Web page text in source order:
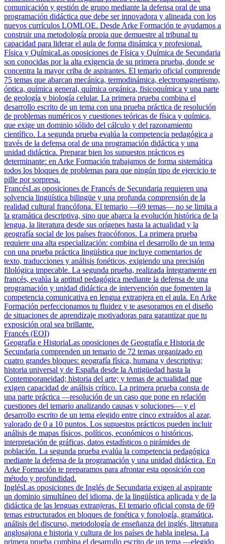
comunicación y gestión de grupo mediante la defensa oral de una
programación didáctica que debe ser innovadora y alineada con los
nuevos currículos LOMLOE. Desde Arke Formación te ayudamos a
construir una metodología propia que demuestre al tribunal tu
capacidad para liderar el aula de forma dinámica y profesional.
Física y QuímicaLas oposiciones de Física y Química de Secundaria
son conocidas por la alta exigencia de su primera prueba, donde se
concentra la mayor criba de aspirantes. El temario oficial comprende
75 temas que abarcan mecánica, termodinámica, electromagnetismo,
óptica, química general, química orgánica, fisicoquímica y una parte
de geología y biología celular. La primera prueba combina el
desarrollo escrito de un tema con una prueba práctica de resolución
de problemas numéricos y cuestiones teóricas de física y química,
que exige un dominio sólido del cálculo y del razonamiento
científico. La segunda prueba evalúa la competencia pedagógica a
través de la defensa oral de una programación didáctica y una
unidad didáctica. Preparar bien los supuestos prácticos es
determinante: en Arke Formación trabajamos de forma sistemática
todos los bloques de problemas para que ningún tipo de ejercicio te
pille por sorpresa.
FrancésLas oposiciones de Francés de Secundaria requieren una
solvencia lingüística bilingüe y una profunda comprensión de la
realidad cultural francófona. El temario —69 temas— no se limita a
la gramática descriptiva, sino que abarca la evolución histórica de la
lengua, la literatura desde sus orígenes hasta la actualidad y la
geografía social de los países francófonos. La primera prueba
requiere una alta especialización: combina el desarrollo de un tema
con una prueba práctica lingüística que incluye comentarios de
texto, traducciones y análisis fonéticos, exigiendo una precisión
filológica impecable. La segunda prueba, realizada íntegramente en
francés, evalúa la aptitud pedagógica mediante la defensa de una
programación y unidad didáctica de intervención que fomenten la
competencia comunicativa en lengua extranjera en el aula. En Arke
Formación perfeccionamos tu fluidez y te asesoramos en el diseño
de situaciones de aprendizaje motivadoras para garantizar que tu
exposición oral sea brillante.
Francés (EOI)
Geografía e HistoriaLas oposiciones de Geografía e Historia de
Secundaria comprenden un temario de 72 temas organizado en
cuatro grandes bloques: geografía física, humana y descriptiva;
historia universal y de España desde la Antigüedad hasta la
Contemporaneidad; historia del arte; y temas de actualidad que
exigen capacidad de análisis crítico. La primera prueba consta de
una parte práctica —resolución de un caso que pone en relación
cuestiones del temario analizando causas y soluciones— y el
desarrollo escrito de un tema elegido entre cinco extraídos al azar,
valorado de 0 a 10 puntos. Los supuestos prácticos pueden incluir
análisis de mapas físicos, políticos, económicos o históricos,
interpretación de gráficas, datos estadísticos o pirámides de
población. La segunda prueba evalúa la competencia pedagógica
mediante la defensa de la programación y una unidad didáctica. En
Arke Formación te preparamos para afrontar esta oposición con
método y profundidad.
InglésLas oposiciones de Inglés de Secundaria exigen al aspirante
un dominio simultáneo del idioma, de la lingüística aplicada y de la
didáctica de las lenguas extranjeras. El temario oficial consta de 69
temas estructurados en bloques de fonética y fonología, gramática,
análisis del discurso, metodología de enseñanza del inglés, literatura
anglosajona e historia y cultura de los países de habla inglesa. La
primera prueba combina el desarrollo escrito de un tema —elegido